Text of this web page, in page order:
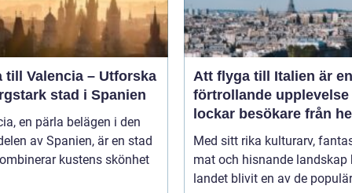
till Valencia – Utforska
stad i Spanien
en pärla belägen i den
av Spanien, är en stad
kustens skönhet
Att flyga till Italien är en
förtrollande upplevelse
lockar besökare från
världen
Med sitt rika kulturarv,
mat och hisnande landskap
landet blivit en av de